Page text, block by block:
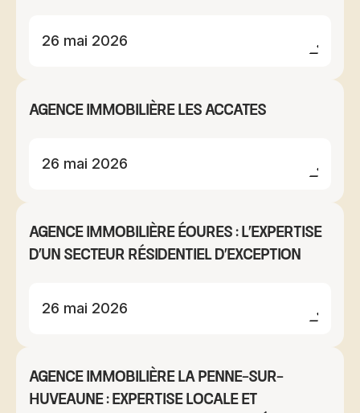
26 mai 2026
Agence immobilière Les Accates
26 mai 2026
Agence immobilière Éoures : l'expertise
d'un secteur résidentiel d'exception
26 mai 2026
Agence immobilière La Penne-sur-
Huveaune : expertise locale et